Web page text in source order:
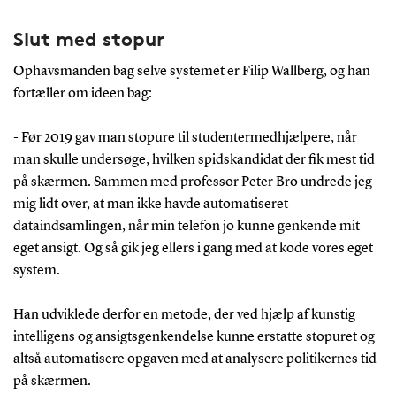
Slut med stopur
Ophavsmanden bag selve systemet er Filip Wallberg, og han
fortæller om ideen bag:
- Før 2019 gav man stopure til studentermedhjælpere, når
man skulle undersøge, hvilken spidskandidat der fik mest tid
på skærmen. Sammen med professor Peter Bro undrede jeg
mig lidt over, at man ikke havde automatiseret
dataindsamlingen, når min telefon jo kunne genkende mit
eget ansigt. Og så gik jeg ellers i gang med at kode vores eget
system.
Han udviklede derfor en metode, der ved hjælp af kunstig
intelligens og ansigtsgenkendelse kunne erstatte stopuret og
altså automatisere opgaven med at analysere politikernes tid
på skærmen.